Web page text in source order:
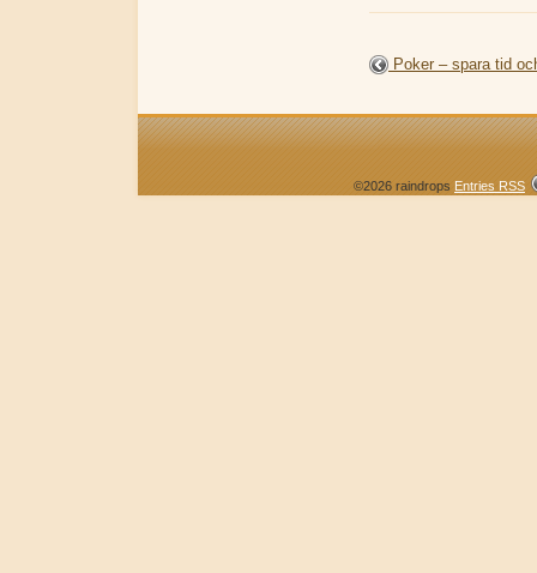
Poker – spara tid
©2026 raindrops Entries RSS